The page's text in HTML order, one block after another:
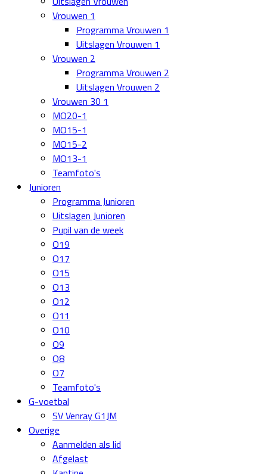
Vrouwen 1
Programma Vrouwen 1
Uitslagen Vrouwen 1
Vrouwen 2
Programma Vrouwen 2
Uitslagen Vrouwen 2
Vrouwen 30 1
MO20-1
MO15-1
MO15-2
MO13-1
Teamfoto's
Junioren
Programma Junioren
Uitslagen Junioren
Pupil van de week
O19
O17
O15
O13
O12
O11
O10
O9
O8
O7
Teamfoto's
G-voetbal
SV Venray G1JM
Overige
Aanmelden als lid
Afgelast